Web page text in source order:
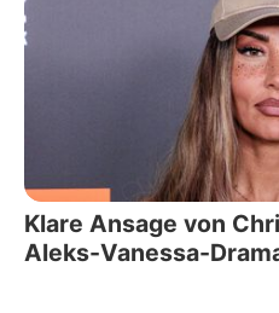
Klare Ansage von
Aleks-Vanessa-